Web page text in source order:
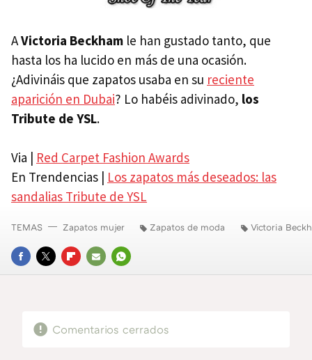
AVictoria Beckham le han gustado tanto, que
hasta los ha lucido en más de una ocasión.
¿Adivináis que zapatos usaba en su reciente
aparición en Dubai? Lo habéis adivinado, los
Tribute de YSL.
Via | Red Carpet Fashion Awards
En Trendencias | Los zapatos más deseados: las
sandalias Tribute de YSL
FACEBOOK
TWITTERFLIPBOARD
E-
WHATSAPP
TEMAS Zapatos mujer Zapatos de moda Victoria
Comentarios cerrados